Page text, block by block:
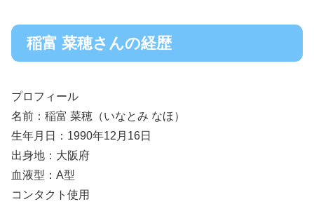
稲富 菜穂さんの経歴
プロフィール
名前：稲富 菜穂（いなとみ なほ）
生年月日：1990年12月16日
出身地：大阪府
血液型：A型
コンタクト使用